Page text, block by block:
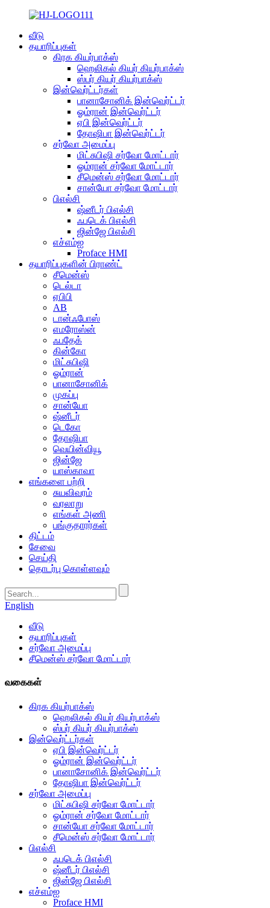
வீடு
தயாரிப்புகள்
கிரக கியர்பாக்ஸ்
ஹெலிகல் கியர் கியர்பாக்ஸ்
ஸ்பர் கியர் கியர்பாக்ஸ்
இன்வெர்ட்டர்கள்
பானாசோனிக் இன்வெர்ட்டர்
ஓம்ரான் இன்வெர்ட்டர்
ஏபி இன்வெர்ட்டர்
தோஷிபா இன்வெர்ட்டர்
சர்வோ அமைப்பு
மிட்சுபிஷி சர்வோ மோட்டார்
ஓம்ரான் சர்வோ மோட்டார்
சீமென்ஸ் சர்வோ மோட்டார்
சான்யோ சர்வோ மோட்டார்
பிஎல்சி
ஷ்னீடர் பிஎல்சி
ஃபடெக் பிஎல்சி
ஜின்ஜே பிஎல்சி
எச்எம்ஐ
Proface HMI
தயாரிப்புகளின் பிராண்ட்
சீமென்ஸ்
டெல்டா
ஏபிபி
AB
டான்ஃபோஸ்
எமரோஸ்ன்
ஃபதேக்
கின்கோ
மிட்சுபிஷி
ஓம்ரான்
பானாசோனிக்
முகப்பு
சான்யோ
ஷ்னீடர்
டெகோ
தோஷிபா
வெயின்வியூ
ஜின்ஜே
யாஸ்காவா
எங்களை பற்றி
சுயவிவரம்
வரலாறு
எங்கள் அணி
பங்குதாரர்கள்
திட்டம்
சேவை
செய்தி
தொடர்பு கொள்ளவும்
English
வீடு
தயாரிப்புகள்
சர்வோ அமைப்பு
சீமென்ஸ் சர்வோ மோட்டார்
வகைகள்
கிரக கியர்பாக்ஸ்
ஹெலிகல் கியர் கியர்பாக்ஸ்
ஸ்பர் கியர் கியர்பாக்ஸ்
இன்வெர்ட்டர்கள்
ஏபி இன்வெர்ட்டர்
ஓம்ரான் இன்வெர்ட்டர்
பானாசோனிக் இன்வெர்ட்டர்
தோஷிபா இன்வெர்ட்டர்
சர்வோ அமைப்பு
மிட்சுபிஷி சர்வோ மோட்டார்
ஓம்ரான் சர்வோ மோட்டார்
சான்யோ சர்வோ மோட்டார்
சீமென்ஸ் சர்வோ மோட்டார்
பிஎல்சி
ஃபடெக் பிஎல்சி
ஷ்னீடர் பிஎல்சி
ஜின்ஜே பிஎல்சி
எச்எம்ஐ
Proface HMI